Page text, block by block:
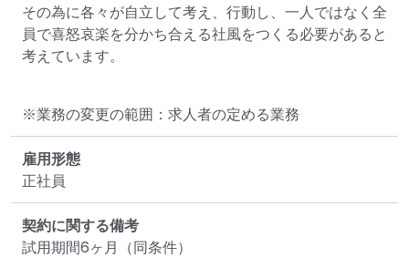
その為に各々が自立して考え、行動し、一人ではなく全
員で喜怒哀楽を分かち合える社風をつくる必要があると
考えています。
※業務の変更の範囲：求人者の定める業務
雇用形態
正社員
契約に関する備考
試用期間6ヶ月（同条件）